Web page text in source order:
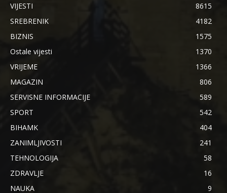
VIJESTI
8615
SREBRENIK
4182
BIZNIS
1575
Ostale vijesti
1370
VRIJEME
1366
MAGAZIN
806
SERVISNE INFORMACIJE
589
SPORT
542
BIHAMK
404
ZANIMLJIVOSTI
241
TEHNOLOGIJA
58
ZDRAVLJE
16
NAUKA
9